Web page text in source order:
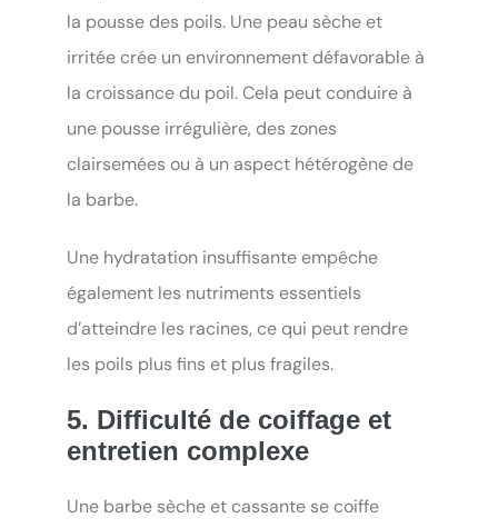
la pousse des poils. Une peau sèche et
irritée crée un environnement défavorable à
la croissance du poil. Cela peut conduire à
une pousse irrégulière, des zones
clairsemées ou à un aspect hétérogène de
la barbe.
Une hydratation insuffisante empêche
également les nutriments essentiels
d’atteindre les racines, ce qui peut rendre
les poils plus fins et plus fragiles.
5. Difficulté de coiffage et
entretien complexe
Une barbe sèche et cassante se coiffe